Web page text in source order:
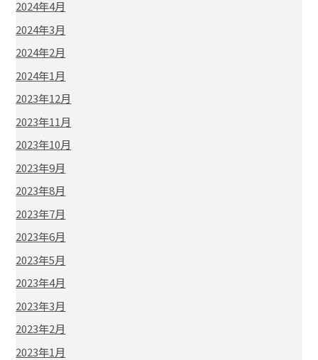
2024年4月
2024年3月
2024年2月
2024年1月
2023年12月
2023年11月
2023年10月
2023年9月
2023年8月
2023年7月
2023年6月
2023年5月
2023年4月
2023年3月
2023年2月
2023年1月